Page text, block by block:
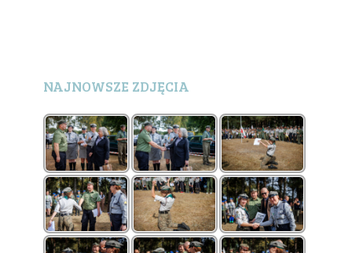
NAJNOWSZE ZDJĘCIA